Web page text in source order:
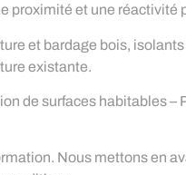
proximité et une réactivité
et bardage bois,
existante.
de surfaces habitables –
Nous mettons en